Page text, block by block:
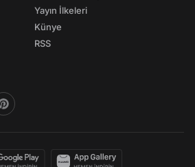
Yayın İlkeleri
Künye
RSS